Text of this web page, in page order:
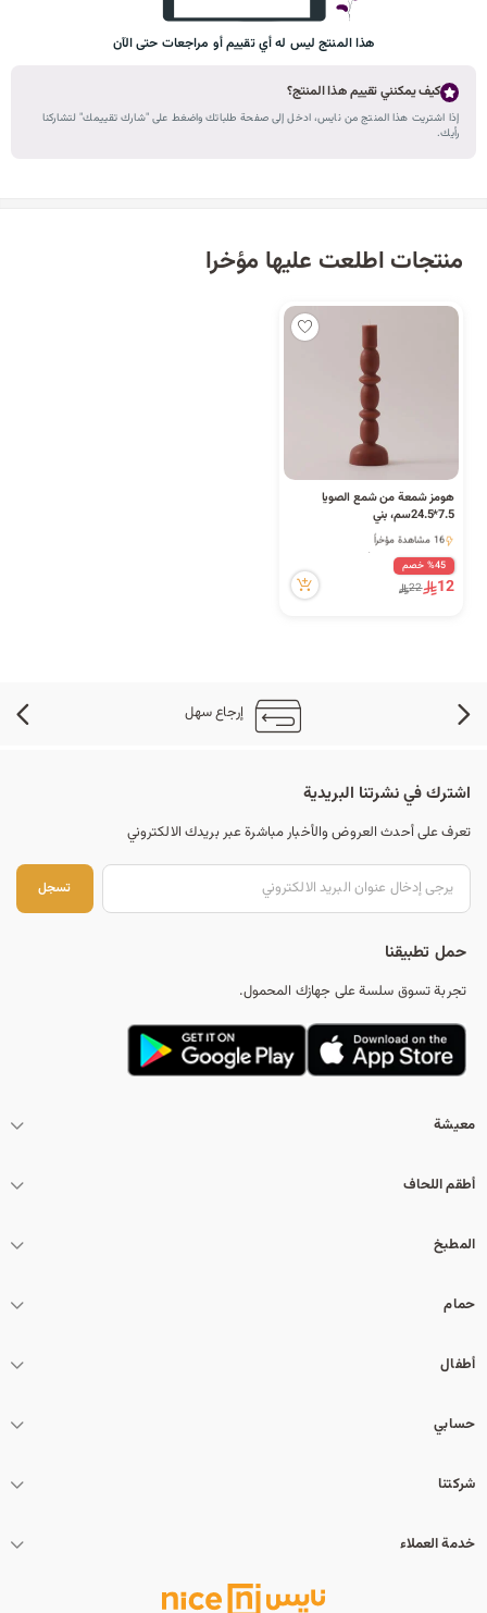
هذا المنتج ليس له أي تقييم أو مراجعات حتى الآن
كيف يمكنني تقييم هذا المنتج؟
إذا اشتريت هذا المنتج من نايس، ادخل إلى صفحة طلباتك واضغط على "شارك تقييمك" لتشاركنا
رأيك.
منتجات اطلعت عليها مؤخرا
هومز شمعة من شمع الصويا
7.5*24.5سم، بني
3 قطعة بيعت مؤخراً
16 مشاهدة مؤخراً
3 قطعة بيعت مؤخراً
16 مشاهدة مؤخراً
%45 خصم
12
22
إرجاع سهل
اشترك في نشرتنا البريدية
تعرف على أحدث العروض والأخبار مباشرة عبر بريدك الالكتروني
تسجل
حمل تطبيقنا
تجربة تسوق سلسة على جهازك المحمول.
معيشة
أطقم اللحاف
المطبخ
حمام
أطفال
حسابي
شركتنا
خدمة العملاء